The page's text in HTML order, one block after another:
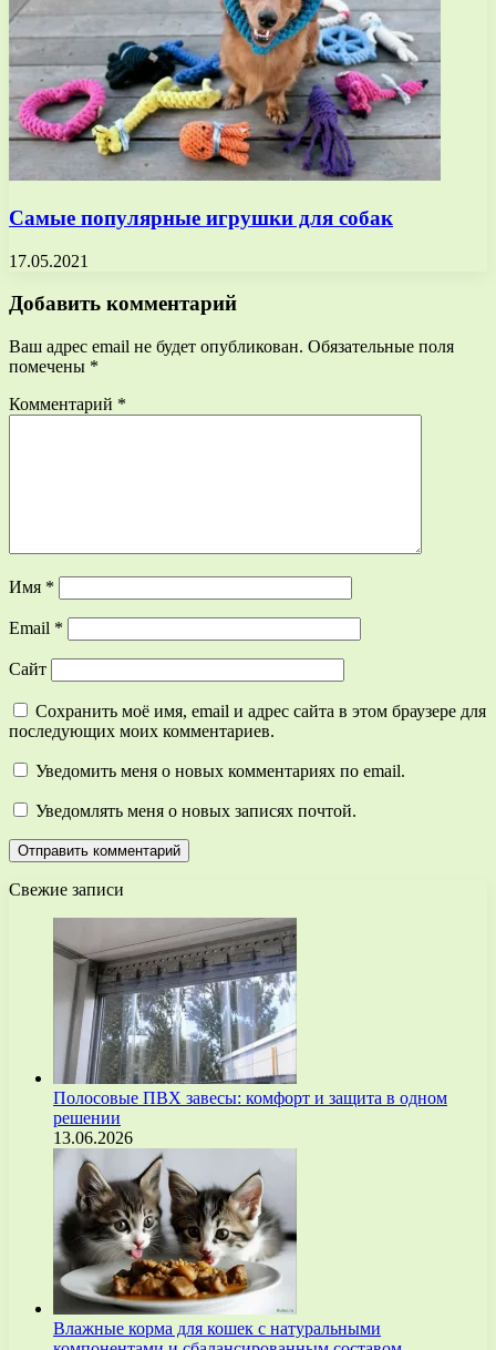
Самые популярные игрушки для собак
17.05.2021
Добавить комментарий
Ваш адрес email не будет опубликован. Обязательные поля
помечены *
Комментарий *
Имя *
Email *
Сайт
Сохранить моё имя, email и адрес сайта в этом браузере для
последующих моих комментариев.
Уведомить меня о новых комментариях по email.
Уведомлять меня о новых записях почтой.
Свежие записи
Полосовые ПВХ завесы: комфорт и защита в одном
решении
13.06.2026
Влажные корма для кошек с натуральными